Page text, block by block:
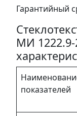
Гарантийный
МИ
показателей